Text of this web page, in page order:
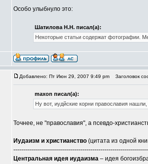
Особо улыбнуло это:
Шатилова Н.Н. писал(а):
Некоторые статьи содержат фотографии.
Добавлено: Пт Июн 29, 2007 9:49 pm Заголовок
maxon писал(а):
Ну вот, иудйские корни православия
Точнее, не "православия", а псевдо-
Иудаизм и христианство (цитата из одной
Центральная идея иудаизма – идея